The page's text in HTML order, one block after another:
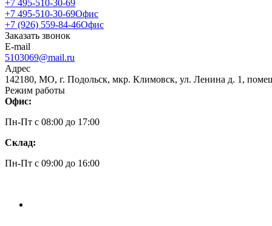
+7 495-510-30-69
+7 495-510-30-69Офис
+7 (926) 559-84-46Офис
Заказать звонок
E-mail
5103069@mail.ru
Адрес
142180, МО, г. Подольск, мкр. Климовск, ул. Ленина д. 1,
Режим работы
Офис:
Пн-Пт c 08:00 до 17:00
Склад:
Пн-Пт c 09:00 до 16:00